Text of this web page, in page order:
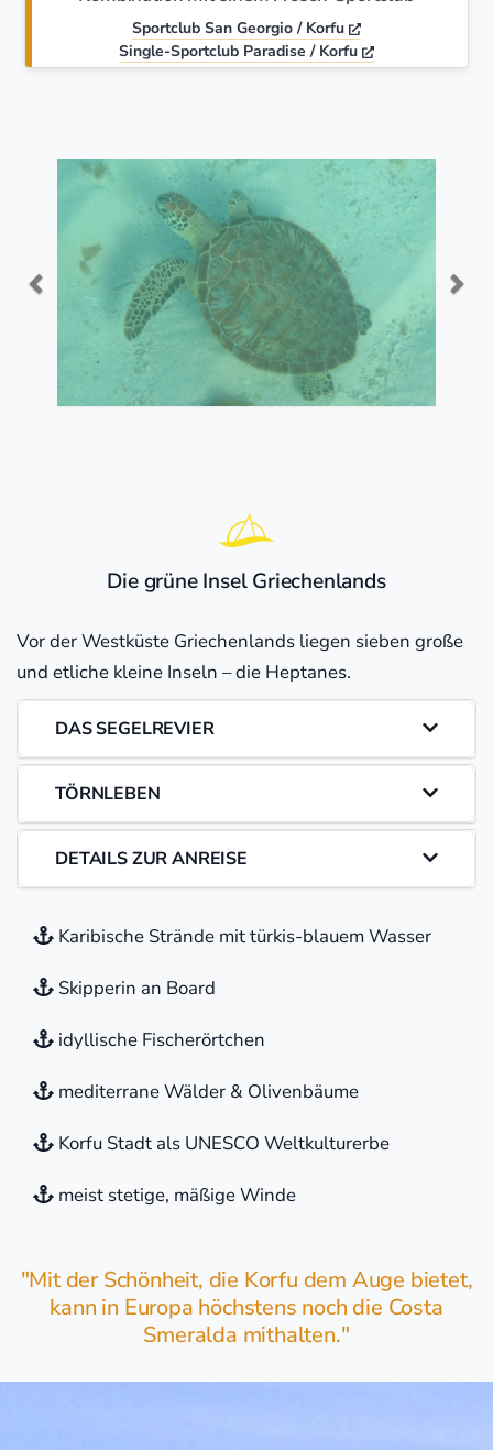
Sportclub San Georgio / Korfu
Single-Sportclub Paradise / Korfu
Die grüne Insel Griechenlands
Vor der Westküste Griechenlands liegen sieben große
und etliche kleine Inseln – die Heptanes.
DAS SEGELREVIER
TÖRNLEBEN
DETAILS ZUR ANREISE
Karibische Strände mit türkis-blauem Wasser
Skipperin an Board
idyllische Fischerörtchen
mediterrane Wälder & Olivenbäume
Korfu Stadt als UNESCO Weltkulturerbe
meist stetige, mäßige Winde
"Mit der Schönheit, die Korfu dem Auge bietet,
kann in Europa höchstens noch die Costa
Smeralda mithalten."